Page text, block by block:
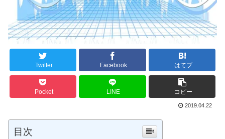
Twitter Facebook はてブ
Pocket LINE コピー
2019.04.22
目次